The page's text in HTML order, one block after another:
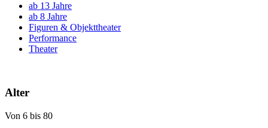
ab 13 Jahre
ab 8 Jahre
Figuren & Objekttheater
Performance
Theater
Alter
Von 6 bis 80